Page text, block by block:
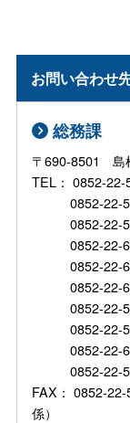
お問い合わせ
総務課
〒690-8501 島
TEL： 0852-22-
0852-22-
0852-22-
0852-22-
0852-22-
0852-22-
0852-22-
0852-22-
0852-22-
0852-22-
FAX： 0852-
係）